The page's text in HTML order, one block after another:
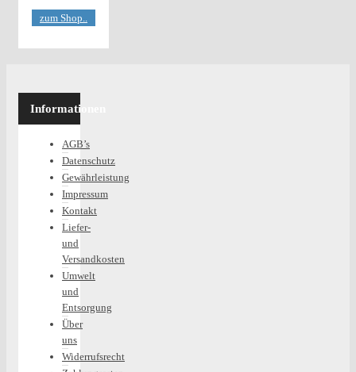
zum Shop..
Informationen
AGB’s
Datenschutz
Gewährleistung
Impressum
Kontakt
Liefer-
und
Versandkosten
Umwelt
und
Entsorgung
Über
uns
Widerrufsrecht